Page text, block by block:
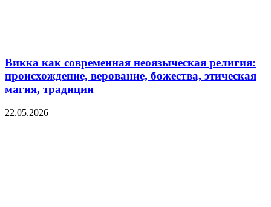
Викка как современная неоязыческая религия:
происхождение, верование, божества, этическая
магия, традиции
22.05.2026